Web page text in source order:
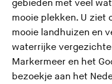
gebieden met veel
mooie plekken. U ziet
mooie landhuizen en
waterrijke
Markermeer en het
bezoekje aan het